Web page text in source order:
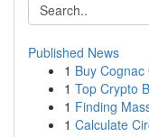
Published News
1 Buy
1 Top Crypto
1 Finding
1 Calculate